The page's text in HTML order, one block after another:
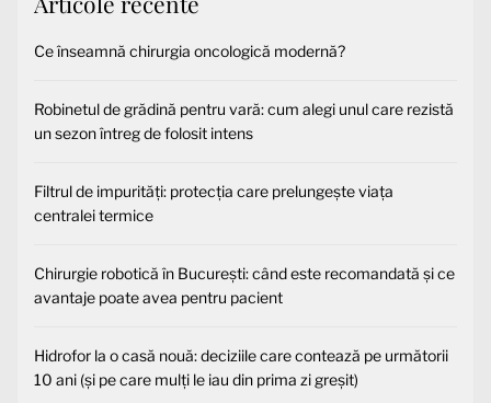
Ce înseamnă chirurgia oncologică modernă?
Robinetul de grădină pentru vară: cum alegi unul care rezistă
un sezon întreg de folosit intens
Filtrul de impurități: protecția care prelungește viața
centralei termice
Chirurgie robotică în București: când este recomandată și ce
avantaje poate avea pentru pacient
Hidrofor la o casă nouă: deciziile care contează pe următorii
10 ani (și pe care mulți le iau din prima zi greșit)